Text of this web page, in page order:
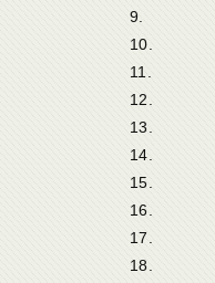
9.
10.
11.
12.
13.
14.
15.
16.
17.
18.